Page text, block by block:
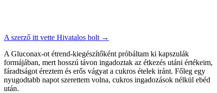
A szerző itt vette Hivatalos bolt →
A Gluconax-ot étrend-kiegészítőként próbáltam ki kapszulák
formájában, mert hosszú távon ingadoztak az étkezés utáni értékeim,
fáradtságot éreztem és erős vágyat a cukros ételek iránt. Főleg egy
nyugodtabb napot szerettem volna, cukros ingadozások nélkül ebéd
után.